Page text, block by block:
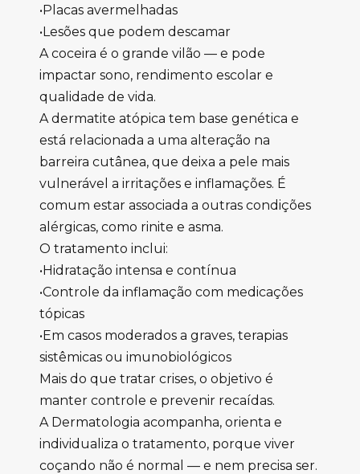
•Placas avermelhadas
•Lesões que podem descamar
A coceira é o grande vilão — e pode
impactar sono, rendimento escolar e
qualidade de vida.
A dermatite atópica tem base genética e
está relacionada a uma alteração na
barreira cutânea, que deixa a pele mais
vulnerável a irritações e inflamações. É
comum estar associada a outras condições
alérgicas, como rinite e asma.
O tratamento inclui:
•Hidratação intensa e contínua
•Controle da inflamação com medicações
tópicas
•Em casos moderados a graves, terapias
sistêmicas ou imunobiológicos
Mais do que tratar crises, o objetivo é
manter controle e prevenir recaídas.
A Dermatologia acompanha, orienta e
individualiza o tratamento, porque viver
coçando não é normal — e nem precisa ser.